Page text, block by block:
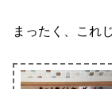
まったく、これ